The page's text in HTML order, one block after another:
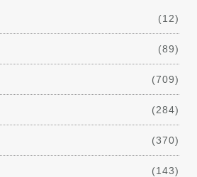
(12)
(89)
(709)
(284)
(370)
(143)